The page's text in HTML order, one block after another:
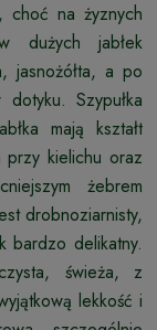
choć na żyznych
dużych jabłek
jasnożółta, a po
Szypułka
mają kształt
przy kielichu oraz
żebrem
drobnoziarnisty,
bardzo delikatny.
świeża, z
lekkość i